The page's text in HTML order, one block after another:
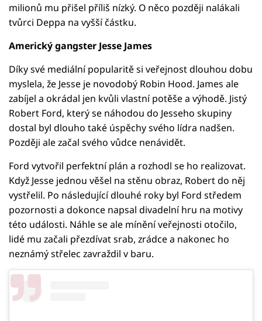
milionů mu přišel příliš nízký. O něco později nalákali
tvůrci Deppa na vyšší částku.
Americký gangster Jesse James
Díky své mediální popularitě si veřejnost dlouhou dobu
myslela, že Jesse je novodobý Robin Hood. James ale
zabíjel a okrádal jen kvůli vlastní potěše a výhodě. Jistý
Robert Ford, který se náhodou do Jesseho skupiny
dostal byl dlouho také úspěchy svého lídra nadšen.
Později ale začal svého vůdce nenávidět.
Ford vytvořil perfektní plán a rozhodl se ho realizovat.
Když Jesse jednou věšel na stěnu obraz, Robert do něj
vystřelil. Po následující dlouhé roky byl Ford středem
pozornosti a dokonce napsal divadelní hru na motivy
této události. Náhle se ale mínění veřejnosti otočilo,
lidé mu začali přezdívat srab, zrádce a nakonec ho
neznámý střelec zavraždil v baru.